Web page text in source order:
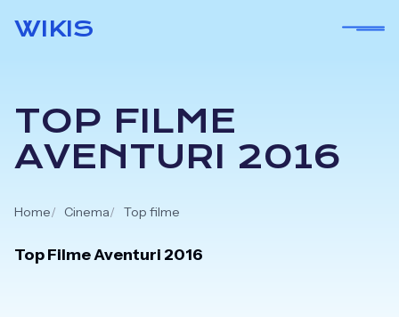
WIKIS
TOP FILME
AVENTURI 2016
Home Cinema Top filme
Top Filme Aventuri 2016